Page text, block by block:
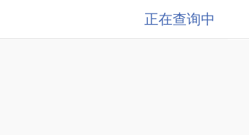
正在查询中